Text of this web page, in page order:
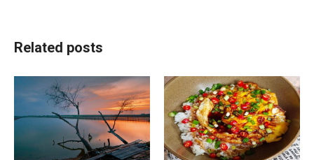
Related posts